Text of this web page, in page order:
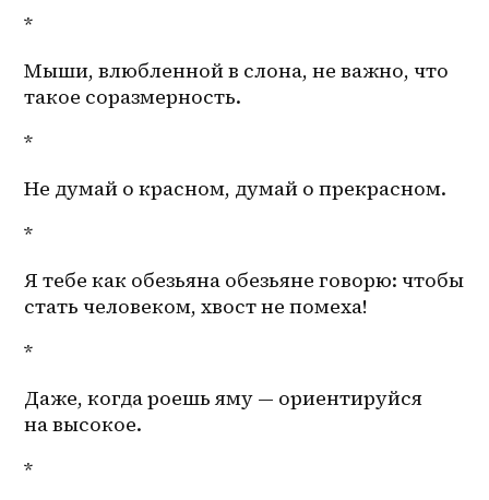
*
Мыши, влюбленной в слона, не важно, что
такое соразмерность.
*
Не думай о красном, думай о прекрасном.
*
Я тебе как обезьяна обезьяне говорю: чтобы
стать человеком, хвост не помеха!
*
Даже, когда роешь яму — ориентируйся
на высокое.
*